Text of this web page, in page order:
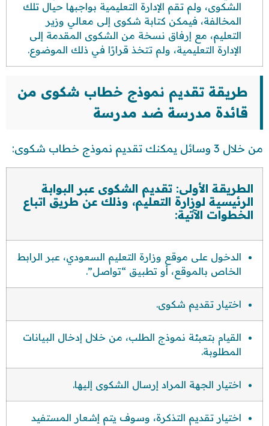
الشكوى، ولم تقم الإدارة التعليمية بواجبها حيال تلك
المخالفة، فيمكن كتابة شكوى إلى معالي وزير
التعليم، مع إرفاق نسخة من الشكوى المقدمة إلى
الإدارة التعليمية، ولم تتخذ قرارًا في ذلك الموضوع.
طريقة تقديم نموذج خطاب شكوى من
قائدة مدرسة ضد مدرسة
من خلال 3 وسائل يمكنك تقديم نموذج خطاب شكوى:
الطريقة الأولى: تقديم الشكوى عبر البوابة
الرئيسية لوزارة التعليم، وذلك عن طريق اتباع
الخطوات الآتية:
الدخول على موقع وزارة التعليم السعودي، عبر الرابط
الخاص بالموقع، أو تطبيق “تواصل”.
اختيار تقديم شكوى.
القيام بتعبئة نموذج الطلب، من خلال إدخال البيانات
المطلوبة.
اختيار الجهة المراد إرسال الشكوى إليها.
اختيار تقديم التذكرة، وسوف يتم إشعار المستفيد